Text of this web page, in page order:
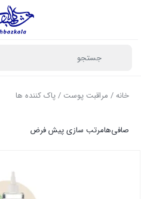
خانه/ مراقبت پوست / پاک کننده ها
صافی‌هامرتب سازی پیش فرض